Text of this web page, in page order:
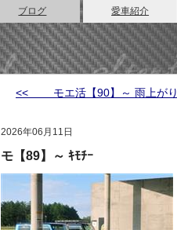
ブログ 愛車紹介
<< モエ活【90】～ 雨上がり
2026年06月11日
モ【89】～ ｷﾓﾁｰ